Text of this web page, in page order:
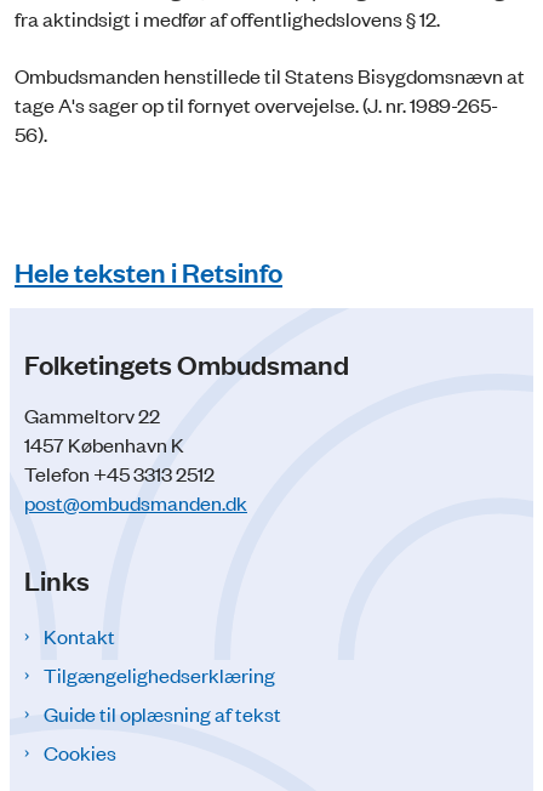
fra aktindsigt i medfør af offentlighedslovens § 12.
Ombudsmanden henstillede til Statens Bisygdomsnævn at
tage A's sager op til fornyet overvejelse. (J. nr. 1989-265-
56).
Hele teksten i Retsinfo
Folketingets Ombudsmand
Gammeltorv 22
1457 København K
Telefon +45 3313 2512
post@ombudsmanden.dk
Links
Kontakt
Tilgængelighedserklæring
Guide til oplæsning af tekst
Cookies